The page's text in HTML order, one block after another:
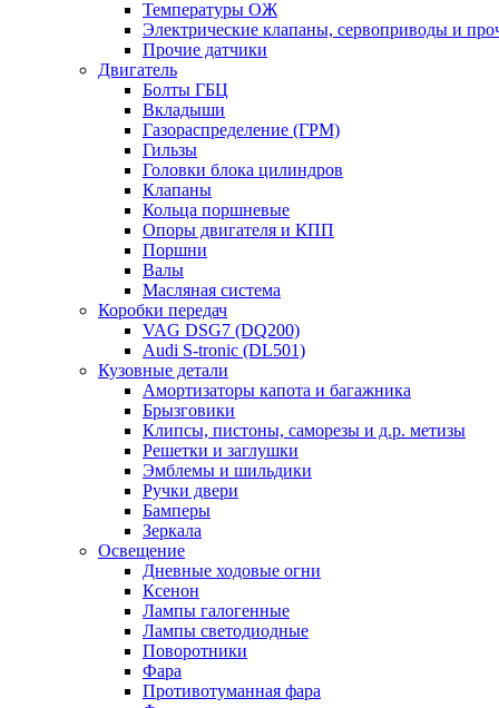
Температуры ОЖ
Электрические клапаны, сервоприводы и
Прочие датчики
Двигатель
Болты ГБЦ
Вкладыши
Газораспределение (ГРМ)
Гильзы
Головки блока цилиндров
Клапаны
Кольца поршневые
Опоры двигателя и КПП
Поршни
Валы
Масляная система
Коробки передач
VAG DSG7 (DQ200)
Audi S-tronic (DL501)
Кузовные детали
Амортизаторы капота и багажника
Брызговики
Клипсы, пистоны, саморезы и д.р. метизы
Решетки и заглушки
Эмблемы и шильдики
Ручки двери
Бамперы
Зеркала
Освещение
Дневные ходовые огни
Ксенон
Лампы галогенные
Лампы светодиодные
Поворотники
Фара
Противотуманная фара